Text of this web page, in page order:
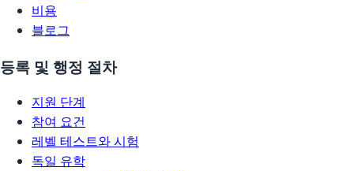
비용
블로그
등록 및 행정 절차
지원 단계
참여 요건
레벨 테스트와 시험
독일 유학